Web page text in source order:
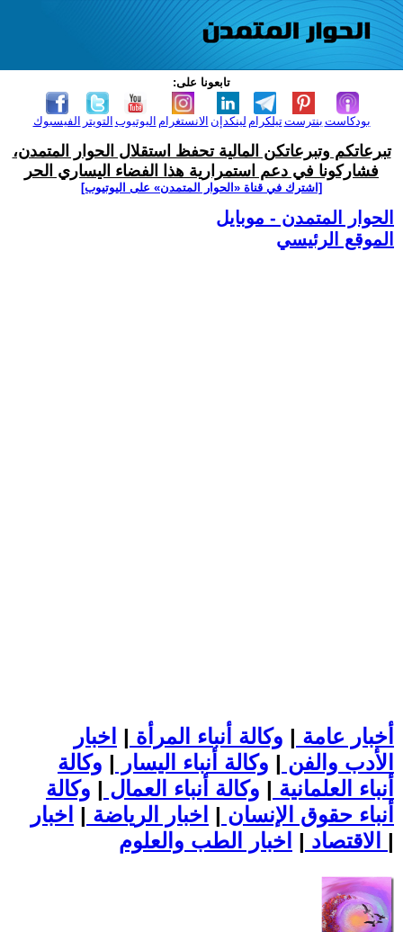
تابعونا على:
الفيسبوك التويتر اليوتيوب الانستغرام لينكدإن تيلكرامبنترست بودكاست
تبرعاتكم وتبرعاتكن المالية تحفظ استقلال الحوار المتمدن،
فشاركونا في دعم استمرارية هذا الفضاء اليساري الحر
[اشترك في قناة ‫«الحوار المتمدن» على اليوتيوب]
الحوار المتمدن - موبايل
الموقع الرئيسي
أخبار عامة | وكالة أنباء المرأة | اخبار
الأدب والفن | وكالة أنباء اليسار | وكالة
أنباء العلمانية | وكالة أنباء العمال | وكالة
أنباء حقوق الإنسان | اخبار الرياضة | اخبار
الاقتصاد | |